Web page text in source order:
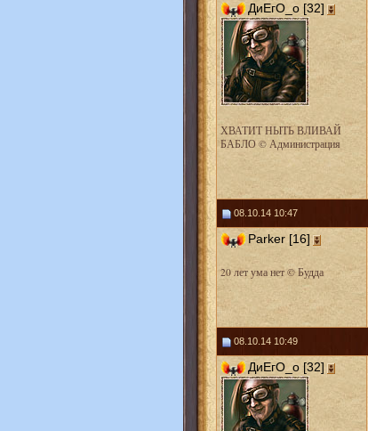
ДиЕгО_о [32]
ХВАТИТ НЫТЬ ВЛИВАЙ
БАБЛО © Администрация
08.10.14 10:47
Parker [16]
20 лет ума нет © Будда
08.10.14 10:49
ДиЕгО_о [32]